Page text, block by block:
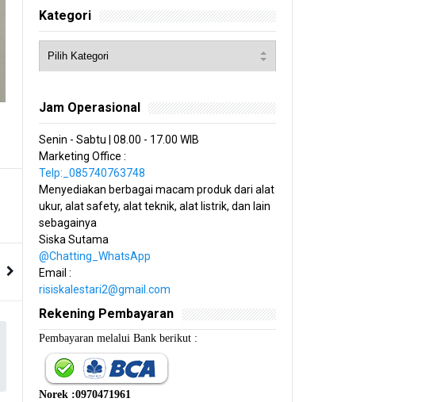
Kategori
Jam Operasional
Senin - Sabtu | 08.00 - 17.00 WIB
Marketing Office :
Telp:_085740763748
Menyediakan berbagai macam produk dari alat
ukur, alat safety, alat teknik, alat listrik, dan lain
sebagainya
Siska Sutama
@Chatting_WhatsApp
Email :
risiskalestari2@gmail.com
Rekening Pembayaran
Pembayaran melalui Bank berikut :
Norek :0970471961